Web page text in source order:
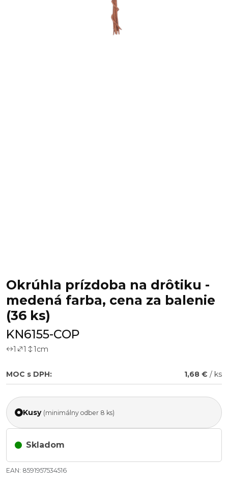
Okrúhla prízdoba na drôtiku -
medená farba, cena za balenie
(36 ks)
KN6155-COP
1 1 1cm
MOC s DPH: 1,68 € / ks
Kusy (minimálny odber 8 ks)
Skladom
EAN: 8591957534516